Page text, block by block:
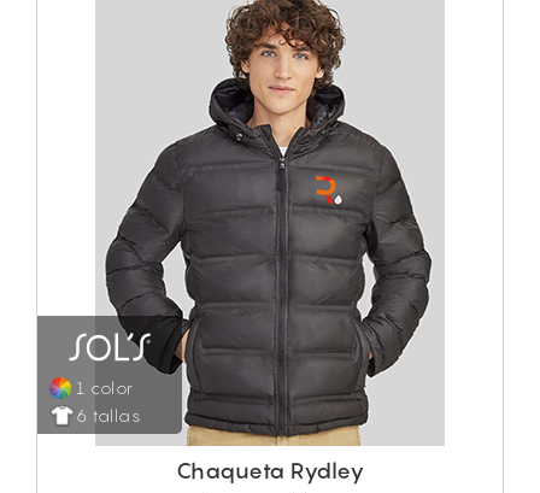
1 color
6 tallas
Chaqueta Rydley